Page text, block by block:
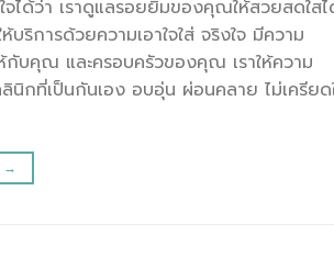
ได้ว่า เราดูแลรอยยิ้มของคุณให้สวยสดใส
การด้วยความเอาใจใส่ จริงใจ มีความ
ห้กับคุณ และครอบครัวของคุณ เราให้ความ
กที่เป็นกันเอง อบอุ่น ผ่อนคลาย ไม่เครียด
→